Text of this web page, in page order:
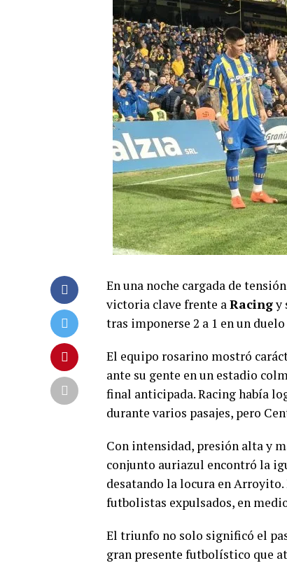
En una noche cargada de
victoria clave frente aRacingy
tras imponerse 2 a 1 en un
El equipo rosarino mostró
ante su gente en un estadio
final anticipada. Racing había
durante varios pasajes, pero
Con intensidad, presión alta y
conjunto auriazul encontró la
desatando la locura en
futbolistas expulsados, en
El triunfo no solo significó el
gran presente futbolístico que